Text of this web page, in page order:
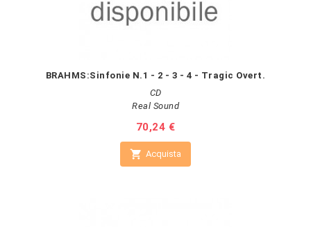
BRAHMS:Sinfonie N.1 - 2 - 3 - 4 - Tragic Overt.
CD
Real Sound
Prezzo
70,24 €
 Acquista